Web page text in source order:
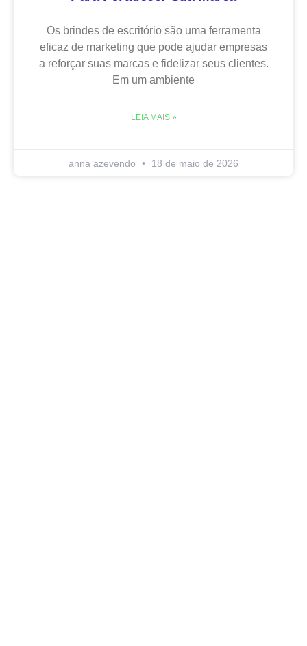
Os brindes de escritório são uma ferramenta
eficaz de marketing que pode ajudar empresas
a reforçar suas marcas e fidelizar seus clientes.
Em um ambiente
LEIA MAIS »
anna azevendo 18 de maio de 2026